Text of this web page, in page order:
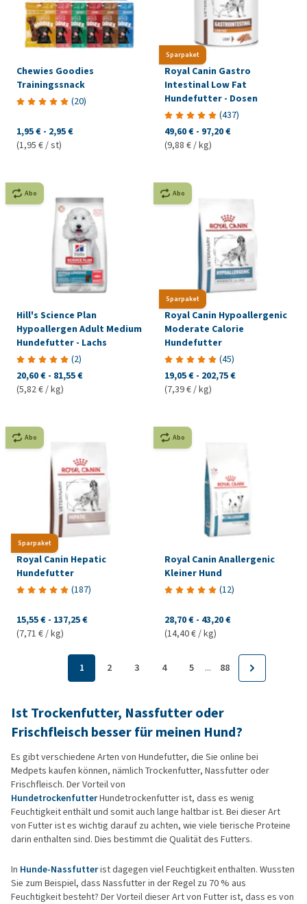
Chewies Goodies
Trainingssnack
(20)
1,95 € - 2,95 €
(1,95 € / st)
Sparpaket
Royal Canin Gastro
Intestinal Low Fat
Hundefutter - Dosen
(437)
49,60 € - 97,20 €
(9,88 € / kg)
Abo
Hill's Science Plan
Hypoallergen Adult Medium
Hundefutter - Lachs
(2)
20,60 € - 81,55 €
(5,82 € / kg)
Sparpaket
Abo
Royal Canin Hypoallergenic
Moderate Calorie
Hundefutter
(45)
19,05 € - 202,75 €
(7,39 € / kg)
Sparpaket
Abo
Royal Canin Hepatic
Hundefutter
(187)
15,55 € - 137,25 €
(7,71 € / kg)
Abo
Royal Canin Anallergenic
Kleiner Hund
(12)
28,70 € - 43,20 €
(14,40 € / kg)
1 2 3 4 5 ... 88
Ist Trockenfutter, Nassfutter oder
Frischfleisch besser für meinen Hund?
Es gibt verschiedene Arten von Hundefutter, die Sie online bei
Medpets kaufen können, nämlich Trockenfutter, Nassfutter oder
Frischfleisch. Der Vorteil von
HundetrockenfutterHundetrockenfutter ist, dass es wenig
Feuchtigkeit enthält und somit auch lange haltbar ist. Bei dieser Art
von Futter ist es wichtig darauf zu achten, wie viele tierische Proteine
darin enthalten sind. Dies bestimmt die Qualität des Futters.
In Hunde-Nassfutterist dagegen viel Feuchtigkeit enthalten. Wussten
Sie zum Beispiel, dass Nassfutter in der Regel zu 70 % aus
Feuchtigkeit besteht? Der Vorteil dieser Art von Futter ist, dass es von